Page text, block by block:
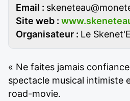
Email :
Site web :
Organisateur : Le
« Ne faites jamais
spectacle musical intimiste
road-movie.